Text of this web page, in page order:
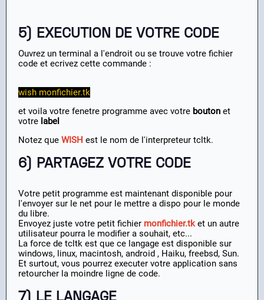
5) EXECUTION DE VOTRE CODE
Ouvrez un terminal a l'endroit ou se trouve votre fichier
code et ecrivez cette commande :
wish monfichier.tk
et voila votre fenetre programme avec votre bouton et
votre label
Notez que WISH est le nom de l'interpreteur tcltk.
6) PARTAGEZ VOTRE CODE
Votre petit programme est maintenant disponible pour
l'envoyer sur le net pour le mettre a dispo pour le monde
du libre.
Envoyez juste votre petit fichier monfichier.tket un autre
utilisateur pourra le modifier a souhait, etc...
La force de tcltk est que ce langage est disponible sur
windows, linux, macintosh, android , Haiku, freebsd, Sun.
Et surtout, vous pourrez executer votre application sans
retourcher la moindre ligne de code.
7) LE LANGAGE